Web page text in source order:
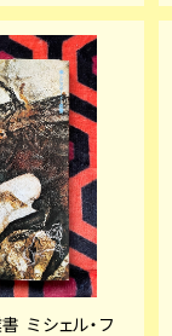
ミシェル・フ